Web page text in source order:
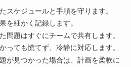
スケジュールと手順を守ります。
を細かく記録します。
問題はすぐにチームで共有します。
っても慌てず、冷静に対応します。
が見つかった場合は、計画を柔軟に